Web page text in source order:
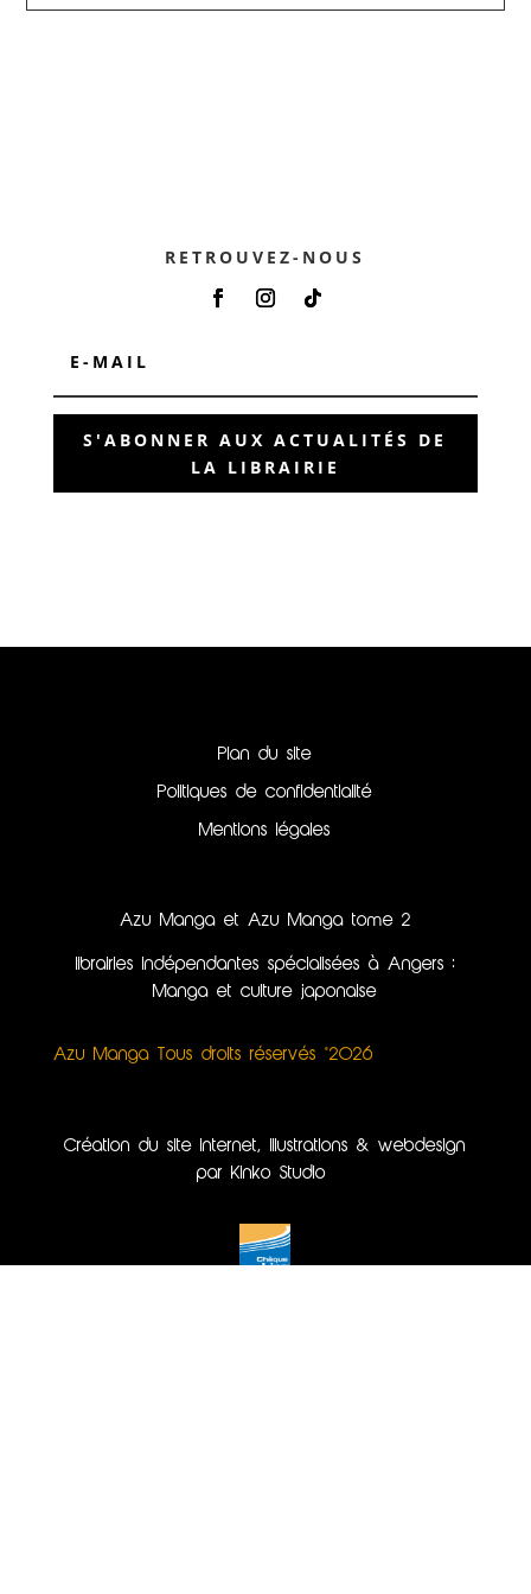
RETROUVEZ-NOUS
S'ABONNER AUX ACTUALITÉS DE
LA LIBRAIRIE
Plan du site
Politiques de confidentialité
Mentions légales
Azu Manga et Azu Manga tome 2
librairies indépendantes spécialisées à Angers :
Manga et culture japonaise
Azu Manga Tous droits réservés ©2026
Création du site internet, illustrations & webdesign
par Kinko Studio